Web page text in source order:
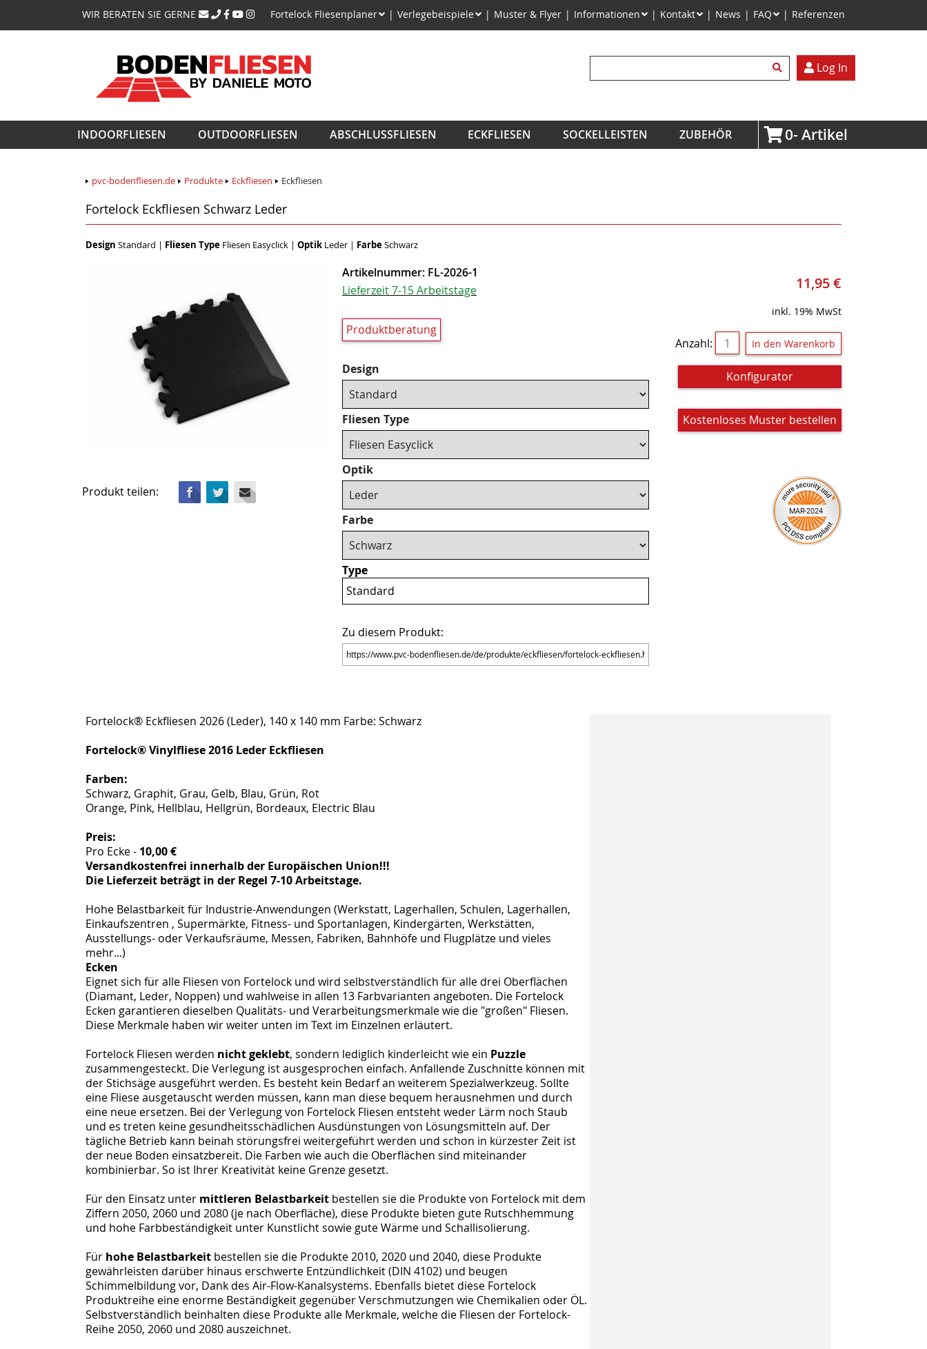
WIR BERATEN SIE GERNE
Navigation
überspringen
Fortelock Fliesenplaner Verlegebeispiele Muster & Flyer Informationen Kontakt News FAQ Referenzen
Suchbegriffe
Log In
Navigation
überspringen
INDOORFLIESEN OUTDOORFLIESEN ABSCHLUSSFLIESEN ECKFLIESEN SOCKELLEISTEN ZUBEHÖR 0
pvc-bodenfliesen.de Produkte Eckfliesen Eckfliesen
Fortelock Eckfliesen Schwarz Leder
Design Standard | Fliesen Type Fliesen Easyclick | Optik Leder | FarbeSchwarz
Produkt teilen: Facebook
Twitter
Artikelnummer: FL-2026-1
Lieferzeit 7-15 Arbeitstage
Produktberatung
Pflichtfeld
Design
Pflichtfeld
Fliesen Type
Pflichtfeld
Optik
Pflichtfeld
Farbe
Type
Standard
Zu diesem Produkt:
11,95€
inkl. 19% MwSt
Anzahl:
Konfigurator
Kostenloses Muster bestellen
Fortelock® Eckfliesen 2026 (Leder), 140 x 140 mm Farbe: Schwarz
Fortelock® Vinylfliese 2016 Leder Eckfliesen
Farben:
Schwarz, Graphit, Grau, Gelb, Blau, Grün, Rot
Orange, Pink, Hellblau, Hellgrün, Bordeaux, Electric Blau
Preis:
Pro Ecke - 10,00 €
Versandkostenfrei innerhalb der Europäischen Union!!!
Die Lieferzeit beträgt in der Regel 7-10 Arbeitstage.
Hohe Belastbarkeit für Industrie-Anwendungen (Werkstatt, Lagerhallen, Schulen, Lagerhallen,
Einkaufszentren , Supermärkte, Fitness- und Sportanlagen, Kindergärten, Werkstätten,
Ausstellungs- oder Verkaufsräume, Messen, Fabriken, Bahnhöfe und Flugplätze und vieles
mehr...)
Ecken
Eignet sich für alle Fliesen von Fortelock und wird selbstverständlich für alle drei Oberflächen
(Diamant, Leder, Noppen) und wahlweise in allen 13 Farbvarianten angeboten. Die Fortelock
Ecken garantieren dieselben Qualitäts- und Verarbeitungsmerkmale wie die "großen" Fliesen.
Diese Merkmale haben wir weiter unten im Text im Einzelnen erläutert.
Fortelock Fliesen werden nicht geklebt, sondern lediglich kinderleicht wie ein Puzzle
zusammengesteckt. Die Verlegung ist ausgesprochen einfach. Anfallende Zuschnitte können mit
der Stichsäge ausgeführt werden. Es besteht kein Bedarf an weiterem Spezialwerkzeug. Sollte
eine Fliese ausgetauscht werden müssen, kann man diese bequem herausnehmen und durch
eine neue ersetzen. Bei der Verlegung von Fortelock Fliesen entsteht weder Lärm noch Staub
und es treten keine gesundheitsschädlichen Ausdünstungen von Lösungsmitteln auf. Der
tägliche Betrieb kann beinah störungsfrei weitergeführt werden und schon in kürzester Zeit ist
der neue Boden einsatzbereit. Die Farben wie auch die Oberflächen sind miteinander
kombinierbar. So ist Ihrer Kreativität keine Grenze gesetzt.
Für den Einsatz unter mittleren Belastbarkeit bestellen sie die Produkte von Fortelock mit dem
Ziffern 2050, 2060 und 2080 (je nach Oberfläche), diese Produkte bieten gute Rutschhemmung
und hohe Farbbeständigkeit unter Kunstlicht sowie gute Wärme und Schallisolierung.
Für hohe Belastbarkeit bestellen sie die Produkte 2010, 2020 und 2040, diese Produkte
gewährleisten darüber hinaus erschwerte Entzündlichkeit (DIN 4102) und beugen
Schimmelbildung vor, Dank des Air-Flow-Kanalsystems. Ebenfalls bietet diese Fortelock
Produktreihe eine enorme Beständigkeit gegenüber Verschmutzungen wie Chemikalien oder ÖL.
Selbstverständlich beinhalten diese Produkte alle Merkmale, welche die Fliesen der Fortelock-
Reihe 2050, 2060 und 2080 auszeichnet.